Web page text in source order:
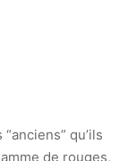
qu’ils
de rouges,